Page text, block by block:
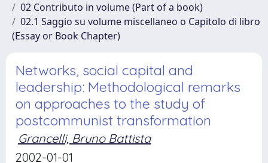
02 Contributo in volume (Part of a book)
02.1 Saggio su volume miscellaneo o Capitolo di libro
(Essay or Book Chapter)
Networks, social capital and
leadership: Methodological remarks
on approaches to the study of
postcommunist transformation
Grancelli, Bruno Battista
2002-01-01